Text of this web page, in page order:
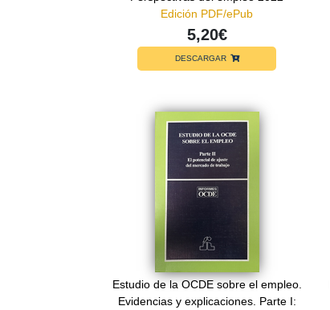
Edición PDF/ePub
5,20€
DESCARGAR
Estudio de la OCDE sobre el empleo.
Evidencias y explicaciones. Parte I: